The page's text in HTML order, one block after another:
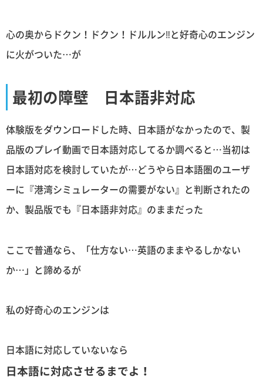
心の奥からドクン！ドクン！ドルルン‼︎と好奇心のエンジン
に火がついた…が
最初の障壁 日本語非対応
体験版をダウンロードした時、日本語がなかったので、製
品版のプレイ動画で日本語対応してるか調べると…当初は
日本語対応を検討していたが…どうやら日本語圏のユーザ
ーに『港湾シミュレーターの需要がない』と判断されたの
か、製品版でも『日本語非対応』のままだった
ここで普通なら、「仕方ない…英語のままやるしかない
か…」と諦めるが
私の好奇心のエンジンは
日本語に対応していないなら
日本語に対応させるまでよ！